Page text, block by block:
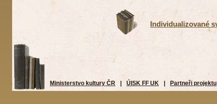
Individualizované
Ministerstvo kultury ČR ÚISK FF UK Partneři projektu